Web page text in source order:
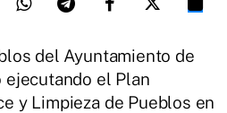
del Ayuntamiento de
ejecutando el Plan
y Limpieza de Pueblos en